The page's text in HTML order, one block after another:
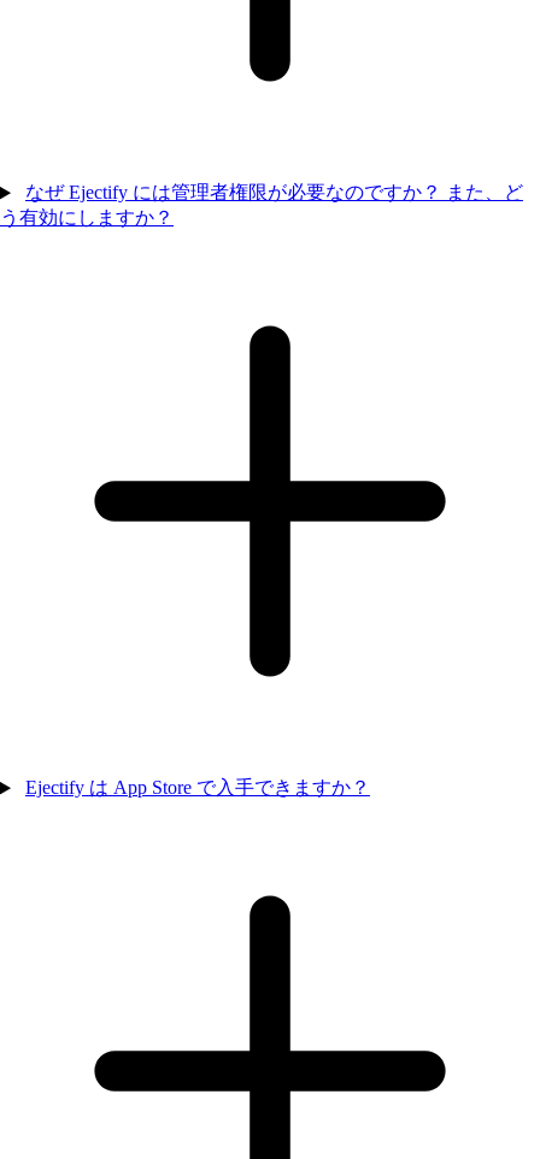
なぜ Ejectify には管理者権限が必要なのですか？ また、ど
う有効にしますか？
Ejectify は App Store で入手できますか？